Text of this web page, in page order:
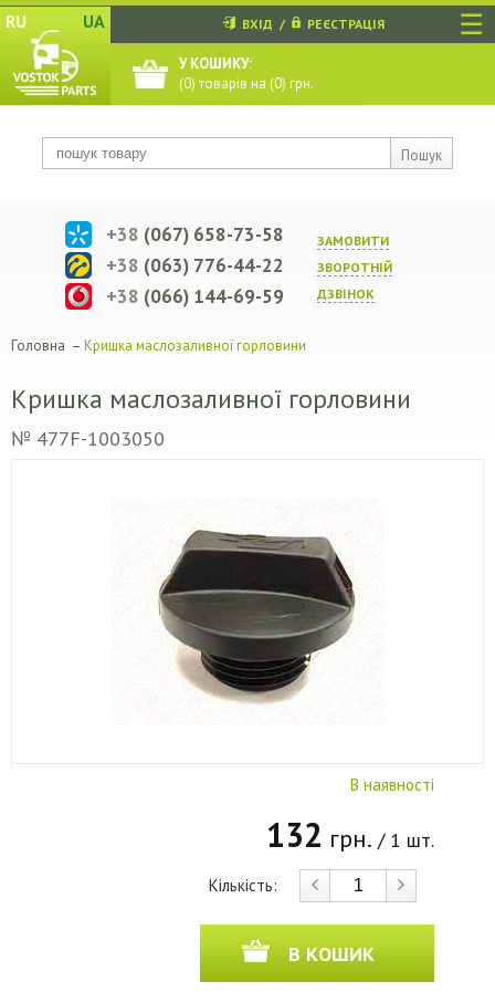
☰
RU UA
Пошук
ВХІД / РЕЄСТРАЦІЯ
У КОШИКУ:
(0) товарів на (0) грн.
ЗАМОВИТИ
ЗВОРОТНIЙ
ДЗВIНОК
+38 (067) 658-73-58
+38 (063) 776-44-22
+38 (066) 144-69-59
Головна – Кришка маслозаливної горловини
Кришка маслозаливної горловини
№ 477F-1003050
В наявності
132 грн. / 1 шт.
Кількість:
В КОШИК